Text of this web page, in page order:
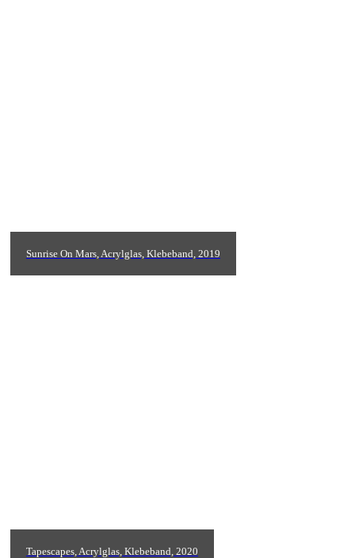
Sunrise On Mars, Acrylglas, Klebeband, 2019
Tapescapes, Acrylglas, Klebeband, 2020